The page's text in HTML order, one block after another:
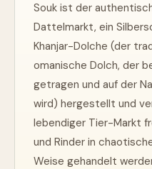
Souk ist der
Dattelmarkt, ein
Khanjar-Dolche (der
omanische Dolch, der
getragen und auf der
wird) hergestellt und
lebendiger Tier-Markt
und Rinder in
Weise gehandelt